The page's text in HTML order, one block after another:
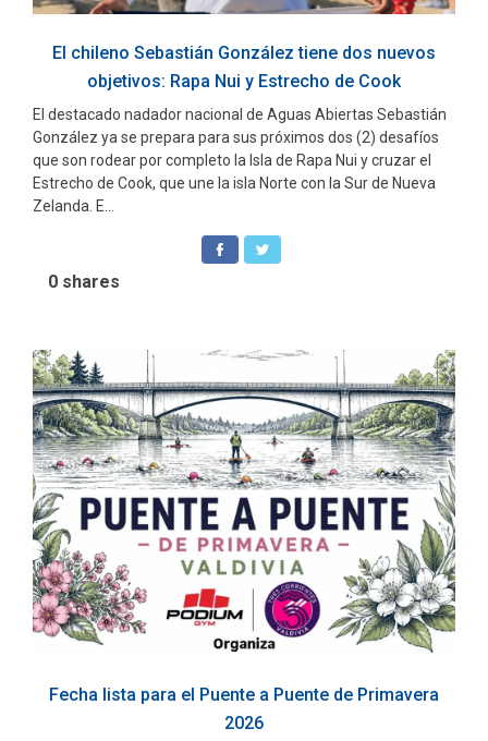
El chileno Sebastián González tiene dos nuevos
objetivos: Rapa Nui y Estrecho de Cook
El destacado nadador nacional de Aguas Abiertas Sebastián
González ya se prepara para sus próximos dos (2) desafíos
que son rodear por completo la Isla de Rapa Nui y cruzar el
Estrecho de Cook, que une la isla Norte con la Sur de Nueva
Zelanda. E...
0 shares
Fecha lista para el Puente a Puente de Primavera
2026